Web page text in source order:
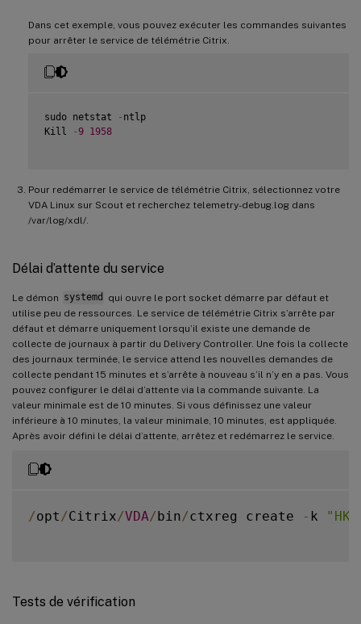
Dans cet exemple, vous pouvez exécuter les commandes suivantes
pour arrêter le service de télémétrie Citrix.
sudo netstat - ntlp
Kill
- 9 1958
Pour redémarrer le service de télémétrie Citrix, sélectionnez votre
VDA Linux sur Scout et recherchez telemetry-debug.log dans
/var/log/xdl/.
Délai d’attente du service
Le démon systemd
qui ouvre le port socket démarre par défaut et
utilise peu de ressources. Le service de télémétrie Citrix s’arrête par
défaut et démarre uniquement lorsqu’il existe une demande de
collecte de journaux à partir du Delivery Controller. Une fois la collecte
des journaux terminée, le service attend les nouvelles demandes de
collecte pendant 15 minutes et s’arrête à nouveau s’il n’y en a pas. Vous
pouvez configurer le délai d’attente via la commande suivante. La
valeur minimale est de 10 minutes. Si vous définissez une valeur
inférieure à 10 minutes, la valeur minimale, 10 minutes, est appliquée.
Après avoir défini le délai d’attente, arrêtez et redémarrez le service.
/opt /Citrix/VDA/bin/ctxreg create - k
Tests de vérification